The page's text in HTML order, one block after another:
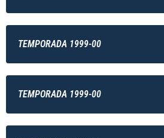
TEMPORADA 1999-00
TEMPORADA 1999-00